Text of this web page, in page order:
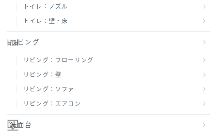
トイレ：ノズル
トイレ：壁・床
リビング
リビング：フローリング
リビング：壁
リビング：ソファ
リビング：エアコン
洗面台